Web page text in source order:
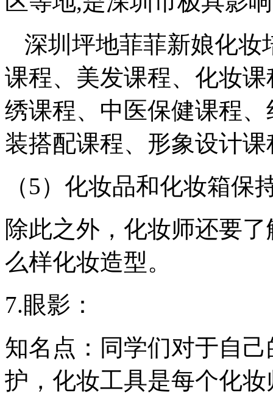
深圳坪地菲菲新娘化妆
课程、美发课程、化妆
绣课程、中医保健课程
装搭配课程、形象设计
（5）化妆品和化妆箱保
除此之外，化妆师还要
么样化妆造型。
7.眼影：
知名点：同学们对于自
护，化妆工具是每个化